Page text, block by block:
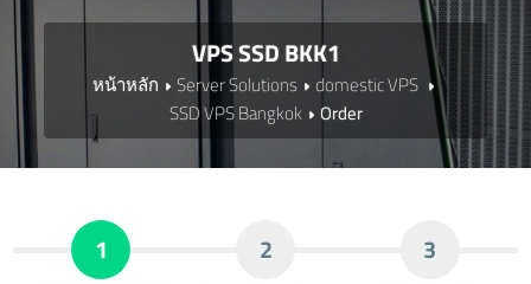
VPS SSD BKK1
หน้าหลัก Server Solutions
domestic VPS
SSD VPS Bangkok
Order
1 2 3